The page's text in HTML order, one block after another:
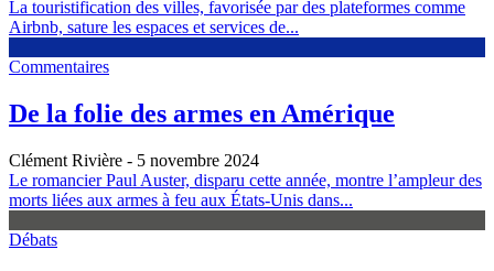
La touristification des villes, favorisée par des plateformes comme
Airbnb, sature les espaces et services de...
Commentaires
De la folie des armes en Amérique
Clément Rivière - 5 novembre 2024
Le romancier Paul Auster, disparu cette année, montre l’ampleur des
morts liées aux armes à feu aux États-Unis dans...
Débats